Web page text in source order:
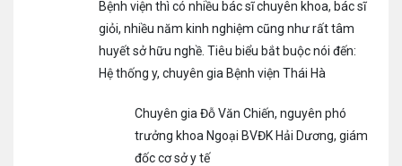
Bệnh viện thì có nhiều bác sĩ chuyên khoa, bác sĩ
giỏi, nhiều năm kinh nghiệm cũng như rất tâm
huyết sở hữu nghề. Tiêu biểu bắt buộc nói đến:
Hệ thống y, chuyên gia Bệnh viện Thái Hà
Chuyên gia Đỗ Văn Chiến, nguyên phó
trưởng khoa Ngoại BVĐK Hải Dương, giám
đốc cơ sở y tế